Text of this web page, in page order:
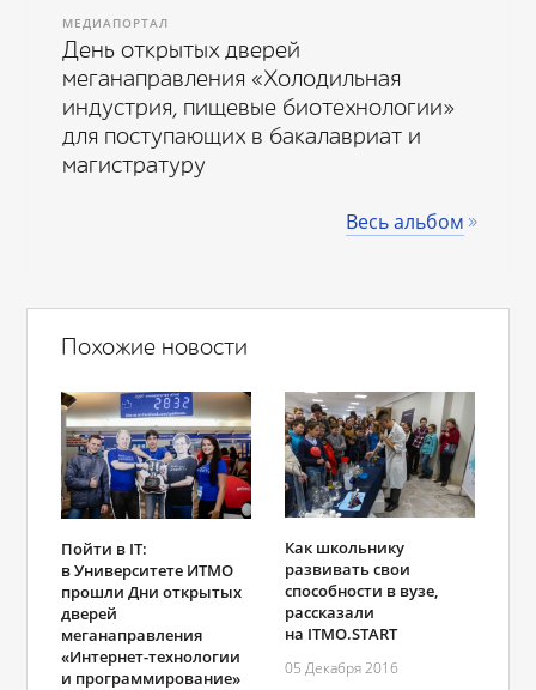
МЕДИАПОРТАЛ
День открытых дверей
меганаправления «Холодильная
индустрия, пищевые биотехнологии»
для поступающих в бакалавриат и
магистратуру
Весь альбом
Похожие новости
Пойти в IT:
в Университете ИТМО
прошли Дни открытых
дверей
меганаправления
«Интернет-технологии
и программирование»
Как школьнику
развивать свои
способности в вузе,
рассказали
на ITMO.START
05 Декабря 2016